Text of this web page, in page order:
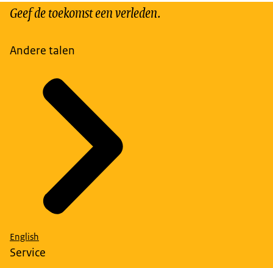
Geef de toekomst een verleden.
Andere talen
English
Service